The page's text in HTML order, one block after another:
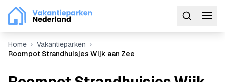
Home
Vakantieparken
Roompot Strandhuisjes Wijk aan Zee